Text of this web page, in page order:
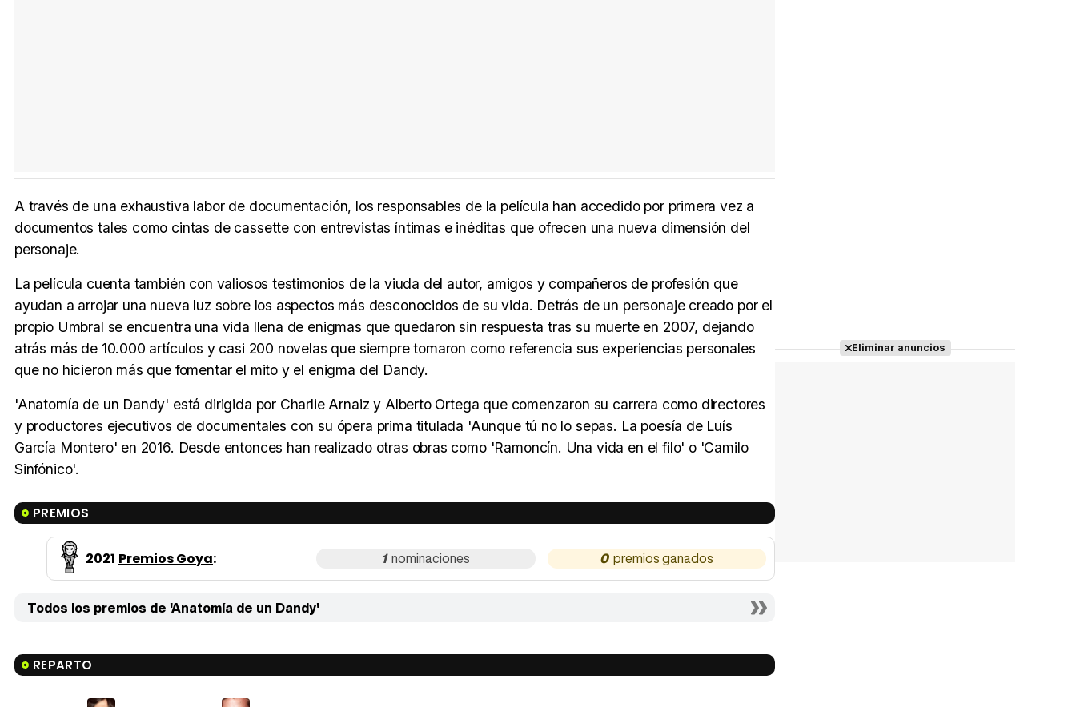
A través de una exhaustiva labor de documentación, los responsables de la película han accedido por primera vez a
documentos tales como cintas de cassette con entrevistas íntimas e inéditas que ofrecen una nueva dimensión del
personaje.
La película cuenta también con valiosos testimonios de la viuda del autor, amigos y compañeros de profesión que
ayudan a arrojar una nueva luz sobre los aspectos más desconocidos de su vida. Detrás de un personaje creado por el
propio Umbral se encuentra una vida llena de enigmas que quedaron sin respuesta tras su muerte en 2007, dejando
atrás más de 10.000 artículos y casi 200 novelas que siempre tomaron como referencia sus experiencias personales
que no hicieron más que fomentar el mito y el enigma del Dandy.
'Anatomía de un Dandy' está dirigida por Charlie Arnaiz y Alberto Ortega que comenzaron su carrera como directores
y productores ejecutivos de documentales con su ópera prima titulada 'Aunque tú no lo sepas. La poesía de Luís
García Montero' en 2016. Desde entonces han realizado otras obras como 'Ramoncín. Una vida en el filo' o 'Camilo
Sinfónico'.
PREMIOS
2021 Premios Goya: 1 0
Todos los premios de 'Anatomía de un Dandy'
REPARTO
Eliminar anuncios